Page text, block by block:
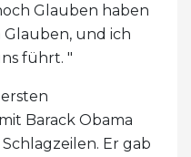
Glauben haben
Glauben, und ich
führt. "
Barack Obama
Er gab